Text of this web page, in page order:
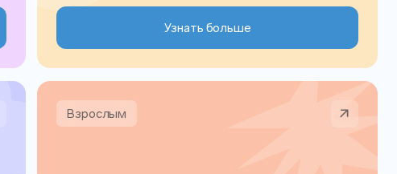
Узнать больше
Взрослым